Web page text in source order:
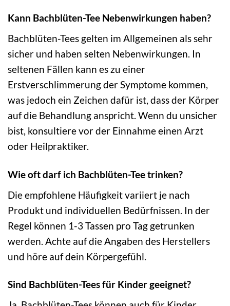
Kann Bachblüten-Tee Nebenwirkungen haben?
Bachblüten-Tees gelten im Allgemeinen als sehr
sicher und haben selten Nebenwirkungen. In
seltenen Fällen kann es zu einer
Erstverschlimmerung der Symptome kommen,
was jedoch ein Zeichen dafür ist, dass der Körper
auf die Behandlung anspricht. Wenn du unsicher
bist, konsultiere vor der Einnahme einen Arzt
oder Heilpraktiker.
Wie oft darf ich Bachblüten-Tee trinken?
Die empfohlene Häufigkeit variiert je nach
Produkt und individuellen Bedürfnissen. In der
Regel können 1-3 Tassen pro Tag getrunken
werden. Achte auf die Angaben des Herstellers
und höre auf dein Körpergefühl.
Sind Bachblüten-Tees für Kinder geeignet?